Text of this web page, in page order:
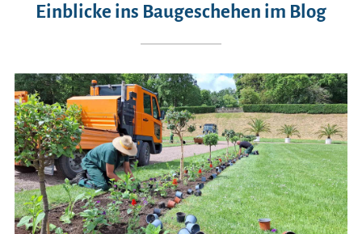
Einblicke ins Baugeschehen im Blog